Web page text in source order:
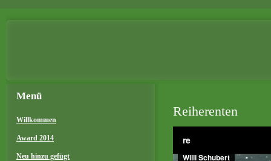
Menü
Willkommen
Award 2014
Neu hinzu gefügt
Reiherenten